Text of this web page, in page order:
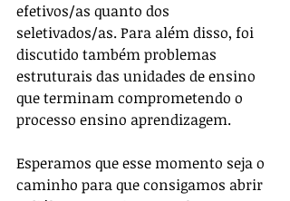
efetivos/as quanto dos
seletivados/as. Para além disso, foi
discutido também problemas
estruturais das unidades de ensino
que terminam comprometendo o
processo ensino aprendizagem.
Esperamos que esse momento seja o
caminho para que consigamos abrir